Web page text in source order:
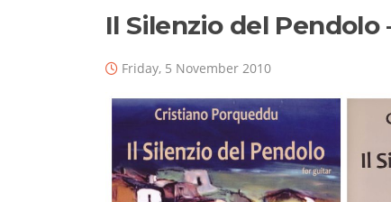
Il Silenzio del Pendolo
Friday, 5 November 2010